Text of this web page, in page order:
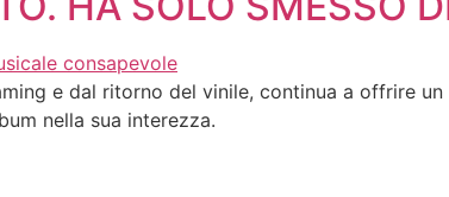
e dal ritorno del vinile, continua a offrire
nella sua interezza.